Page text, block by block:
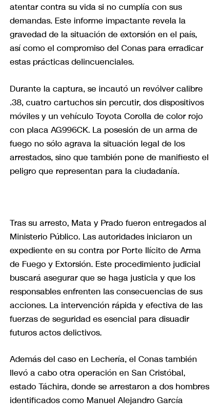
atentar contra su vida si no cumplía con sus
demandas. Este informe impactante revela la
gravedad de la situación de extorsión en el país,
así como el compromiso del Conas para erradicar
estas prácticas delincuenciales.
Durante la captura, se incautó un revólver calibre
.38, cuatro cartuchos sin percutir, dos dispositivos
móviles y un vehículo Toyota Corolla de color rojo
con placa AG996CK. La posesión de un arma de
fuego no sólo agrava la situación legal de los
arrestados, sino que también pone de manifiesto el
peligro que representan para la ciudadanía.
Tras su arresto, Mata y Prado fueron entregados al
Ministerio Público. Las autoridades iniciaron un
expediente en su contra por Porte Ilícito de Arma
de Fuego y Extorsión. Este procedimiento judicial
buscará asegurar que se haga justicia y que los
responsables enfrenten las consecuencias de sus
acciones. La intervención rápida y efectiva de las
fuerzas de seguridad es esencial para disuadir
futuros actos delictivos.
Además del caso en Lechería, el Conas también
llevó a cabo otra operación en San Cristóbal,
estado Táchira, donde se arrestaron a dos hombres
identificados como Manuel Alejandro García